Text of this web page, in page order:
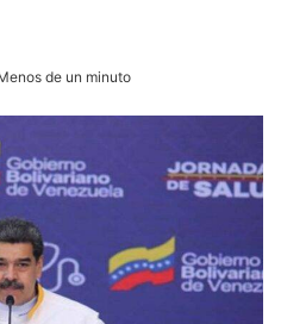
de un minuto